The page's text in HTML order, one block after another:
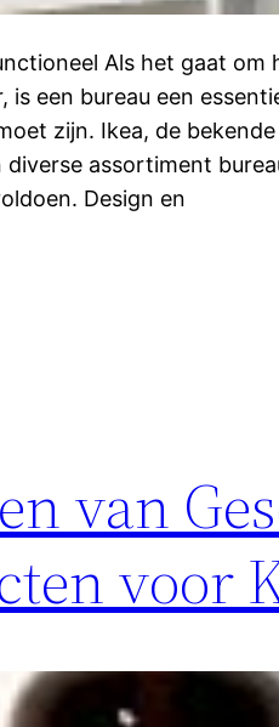
Als het gaat om
een bureau een
zijn. Ikea, de bekende
assortiment
Design en
van
voor